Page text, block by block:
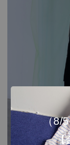
（8/
【